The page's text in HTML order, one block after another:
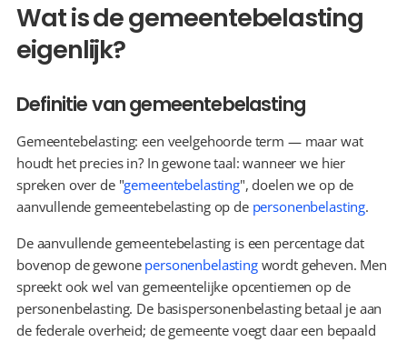
Wat is de gemeentebelasting
eigenlijk?
Definitie van gemeentebelasting
Gemeentebelasting: een veelgehoorde term — maar wat
houdt het precies in? In gewone taal: wanneer we hier
spreken over de "gemeentebelasting", doelen we op de
aanvullende gemeentebelasting op de personenbelasting.
De aanvullende gemeentebelasting is een percentage dat
bovenop de gewone personenbelasting wordt geheven. Men
spreekt ook wel van gemeentelijke opcentiemen op de
personenbelasting. De basispersonenbelasting betaal je aan
de federale overheid; de gemeente voegt daar een bepaald